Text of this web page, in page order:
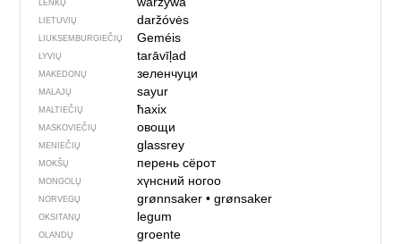
LENKŲ
LIETUVIŲ daržóvės
LIUKSEMBURGIEČIŲ Geméis
LYVIŲ tarāvīļad
MAKEDONŲ зеленчуци
MALAJŲ sayur
MALTIEČIŲ ħaxix
MASKOVIEČIŲ овощи
MENIEČIŲ glassrey
MOKŠŲ перень сёрот
MONGOLŲ хүнсний ногоо
NORVEGŲ grønnsaker• grønsaker
OKSITANŲ legum
OLANDŲ groente